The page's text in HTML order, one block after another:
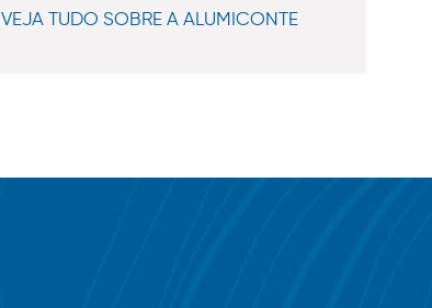
VEJA TUDO SOBRE A ALUMICONTE